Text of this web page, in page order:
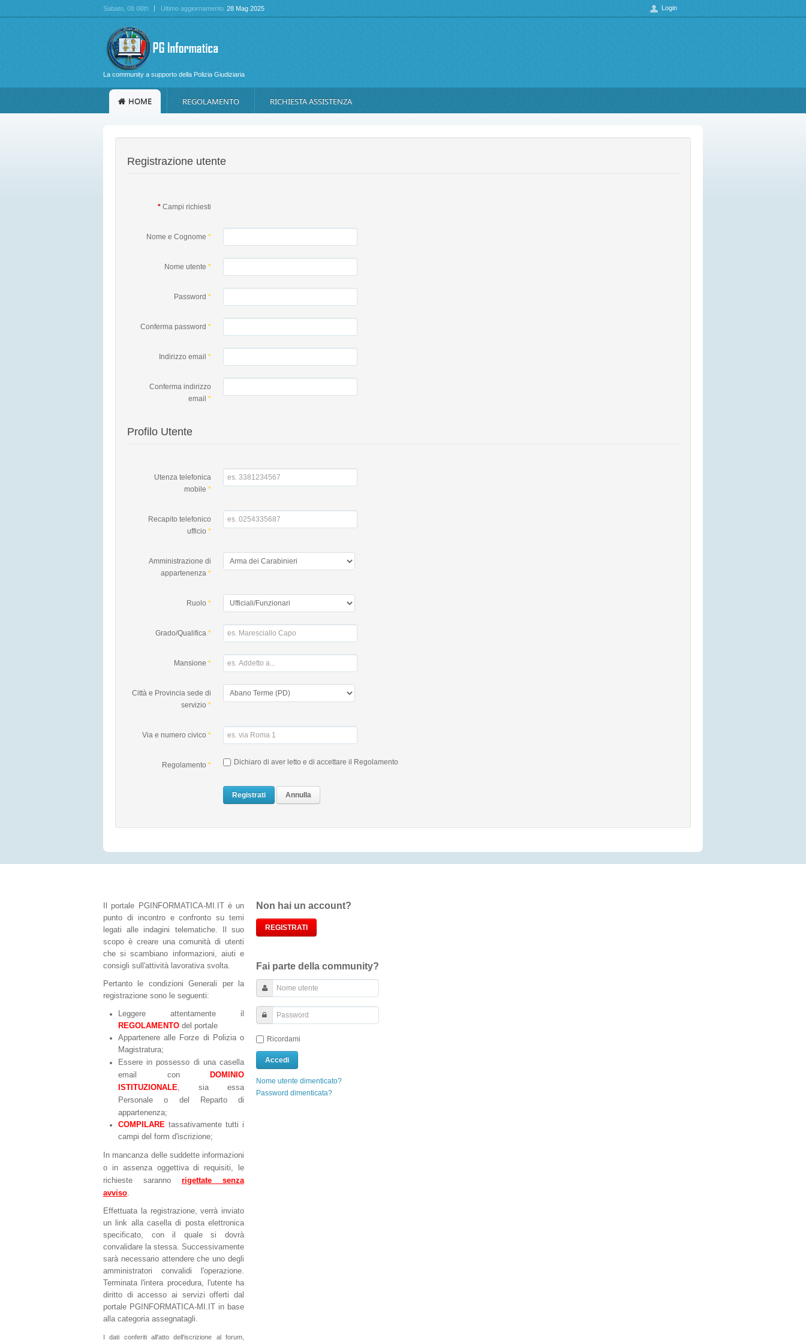
La community a supporto della Polizia Giudiziaria
Sabato , 08 08th Ultimo aggiornamento 28 Mag 2025 Login
HOME REGOLAMENTO RICHIESTA ASSISTENZA
Registrazione utente
* Campi richiesti
Nome e Cognome *
Nome utente *
Password *
Conferma password *
Indirizzo email *
Conferma indirizzo
email *
Profilo Utente
Utenza telefonica
mobile *
Recapito telefonico
ufficio *
Amministrazione di
appartenenza *
Ruolo *
Grado/Qualifica *
Mansione *
Città e Provincia sede di
servizio *
Via e numero civico *
Regolamento * Dichiaro di aver letto e di accettare il Regolamento
Registrati Annulla
Il portale PGINFORMATICA-MI.IT è un
punto di incontro e confronto su temi
legati alle indagini telematiche. Il suo
scopo è creare una comunità di utenti
che si scambiano informazioni, aiuti e
consigli sull'attività lavorativa svolta.
Pertanto le condizioni Generali per la
registrazione sono le seguenti:
Leggere attentamente il
REGOLAMENTO del portale
Appartenere alle Forze di Polizia o
Magistratura;
Essere in possesso di una casella
email con
DOMINIO
ISTITUZIONALE, sia essa
Personale o del Reparto di
appartenenza;
COMPILARE tassativamente tutti i
campi del form d'iscrizione;
In mancanza delle suddette informazioni
o in assenza oggettiva di requisiti, le
richieste saranno rigettate senza
avviso.
Effettuata la registrazione, verrà inviato
un link alla casella di posta elettronica
specificato, con il quale si dovrà
convalidare la stessa. Successivamente
sarà necessario attendere che uno degli
amministratori convalidi l'operazione.
Terminata l'intera procedura, l'utente ha
diritto di accesso ai servizi offerti dal
portale PGINFORMATICA-MI.IT in base
alla categoria assegnatagli.
I dati conferiti all'atto dell'iscrizione al forum,
Non hai un account?
REGISTRATI
Fai parte della community?
Ricordami
Nome utente dimenticato?
Password dimenticata?